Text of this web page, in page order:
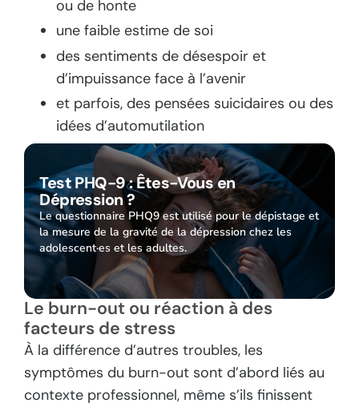
ou de honte
une faible estime de soi
des sentiments de désespoir et
d’impuissance face à l’avenir
et parfois, des pensées suicidaires ou des
idées d’automutilation
Test PHQ-9 : Êtes-Vous en
Dépression ?
Le questionnaire PHQ9 est utilisé pour le dépistage et
la mesure de la gravité de la dépression chez les
adolescent·es et les adultes.
Le burn-out ou réaction à des
facteurs de stress
À la différence d’autres troubles, les
symptômes du burn-out sont d’abord liés au
contexte professionnel, même s’ils finissent